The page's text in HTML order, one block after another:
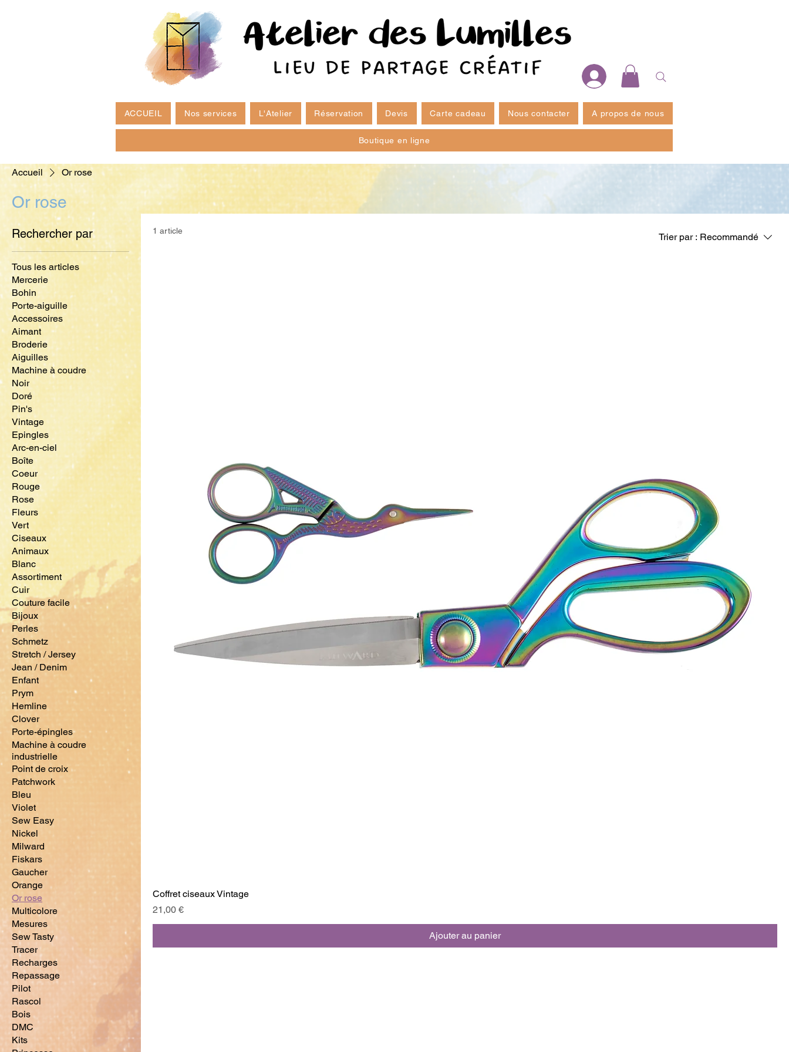
ACCUEIL Nos services L'Atelier Réservation Devis Carte cadeau Nous contacter A propos de nous
Boutique en ligne
Accueil Or rose
Or rose
Rechercher par
Tous les articles
Mercerie
Bohin
Porte-aiguille
Accessoires
Aimant
Broderie
Aiguilles
Machine à coudre
Noir
Doré
Pin's
Vintage
Epingles
Arc-en-ciel
Boîte
Coeur
Rouge
Rose
Fleurs
Vert
Ciseaux
Animaux
Blanc
Assortiment
Cuir
Couture facile
Bijoux
Perles
Schmetz
Stretch / Jersey
Jean / Denim
Enfant
Prym
Hemline
Clover
Porte-épingles
Machine à coudre
industrielle
Point de croix
Patchwork
Bleu
Violet
Sew Easy
Nickel
Milward
Fiskars
Gaucher
Orange
Or rose
Multicolore
Mesures
Sew Tasty
Tracer
Recharges
Repassage
Pilot
Rascol
Bois
DMC
Kits
1 article
Trier par : Recommandé
Coffret ciseaux Vintage
Prix
21,00 €
Ajouter au panier